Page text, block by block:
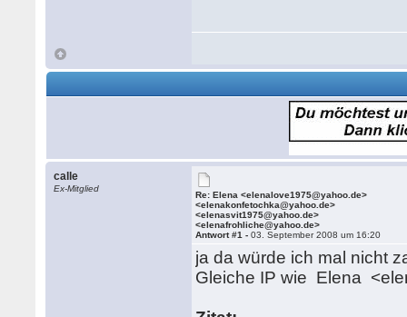
calle
Ex-Mitglied
Re: Elena <elenalove1975@yahoo.de>
<elenakonfetochka@yahoo.de>
<elenasvit1975@yahoo.de>
<elenafrohliche@yahoo.de>
Antwort #1 -03. September 2008 um 16:20
ja da würde ich mal nicht
Gleiche IP wie Elena